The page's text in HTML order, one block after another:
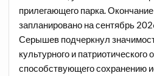
прилегающего парка.
запланировано на сентябрь
Серышев подчеркнул
культурного и патриотического
способствующего сохранению